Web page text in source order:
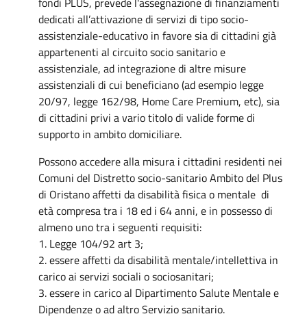
dedicati all’attivazione di servizi di tipo socio-
assistenziale-educativo in favore sia di cittadini già
appartenenti al circuito socio sanitario e
assistenziale, ad integrazione di altre misure
assistenziali di cui beneficiano (ad esempio legge
20/97, legge 162/98, Home Care Premium, etc), sia
di cittadini privi a vario titolo di valide forme di
supporto in ambito domiciliare.
Possono accedere alla misura i cittadini residenti nei
Comuni del Distretto socio-sanitario Ambito del Plus
di Oristano affetti da disabilità fisica o mentale di
età compresa tra i 18 ed i 64 anni, e in possesso di
almeno uno tra i seguenti requisiti:
1. Legge 104/92 art 3;
2. essere affetti da disabilità mentale/intellettiva in
carico ai servizi sociali o sociosanitari;
3. essere in carico al Dipartimento Salute Mentale e
Dipendenze o ad altro Servizio sanitario.